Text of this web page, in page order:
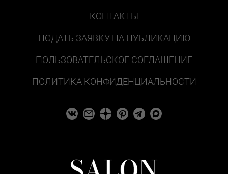
КОНТАКТЫ
ПОДАТЬ ЗАЯВКУ НА ПУБЛИКАЦИЮ
ПОЛЬЗОВАТЕЛЬСКОЕ СОГЛАШЕНИЕ
ПОЛИТИКА КОНФИДЕНЦИАЛЬНОСТИ